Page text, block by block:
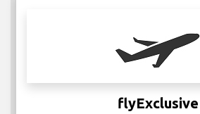
flyExclusive